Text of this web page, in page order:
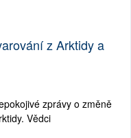
z Arktidy a
zprávy o změně
Vědci